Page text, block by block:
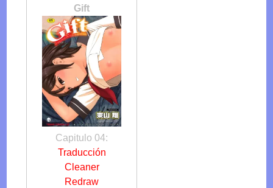
Gift
Capitulo 04:
Traducción
Cleaner
Redraw